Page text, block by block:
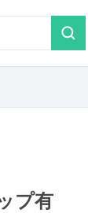
プ有